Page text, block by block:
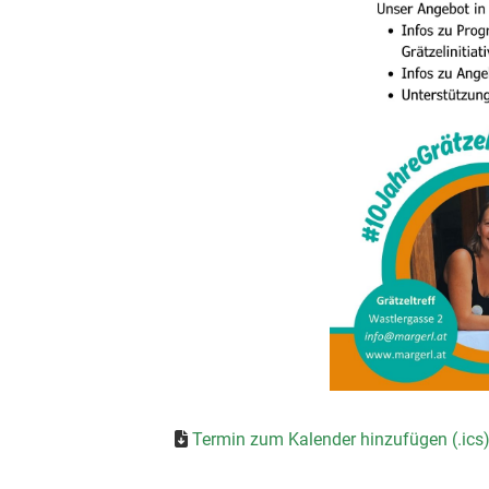
Termin zum Kalender hinzufügen (.ics)